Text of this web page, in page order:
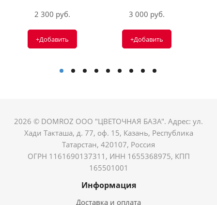
2 300 руб.
+Добавить
3 000 руб.
+Добавить
2026 © DOMROZ ООО "ЦВЕТОЧНАЯ БАЗА". Адрес: ул.
Хади Такташа, д. 77, оф. 15, Казань, Республика
Татарстан, 420107, Россия
ОГРН 1161690137311, ИНН 1655368975, КПП
165501001
Информация
Доставка и оплата